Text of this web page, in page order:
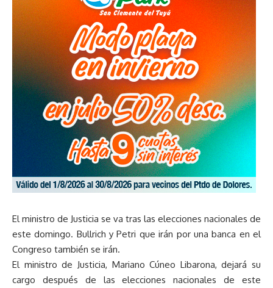
El ministro de Justicia se va tras las elecciones nacionales de
este domingo. Bullrich y Petri que irán por una banca en el
Congreso también se irán.
El ministro de Justicia, Mariano Cúneo Libarona, dejará su
cargo después de las elecciones nacionales de este